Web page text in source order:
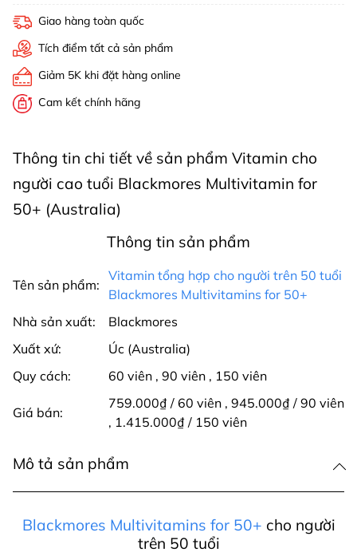
Giao hàng toàn quốc
Tích điểm tất cả sản phẩm
Giảm 5K khi đặt hàng online
Cam kết chính hãng
Thông tin chi tiết về sản phẩm Vitamin cho
người cao tuổi Blackmores Multivitamin for
50+ (Australia)
Thông tin sản phẩm
Tên sản phẩm:
Vitamin tổng hợp cho người trên 50 tuổi
Blackmores Multivitamins for 50+
Nhà sản xuất:
Blackmores
Xuất xứ:
Úc (Australia)
Quy cách:
60 viên , 90 viên , 150 viên
Giá bán:
759.000₫ / 60 viên , 945.000₫ / 90 viên
, 1.415.000₫ / 150 viên
Mô tả sản phẩm
Blackmores Multivitamins for 50+ cho người
trên 50 tuổi